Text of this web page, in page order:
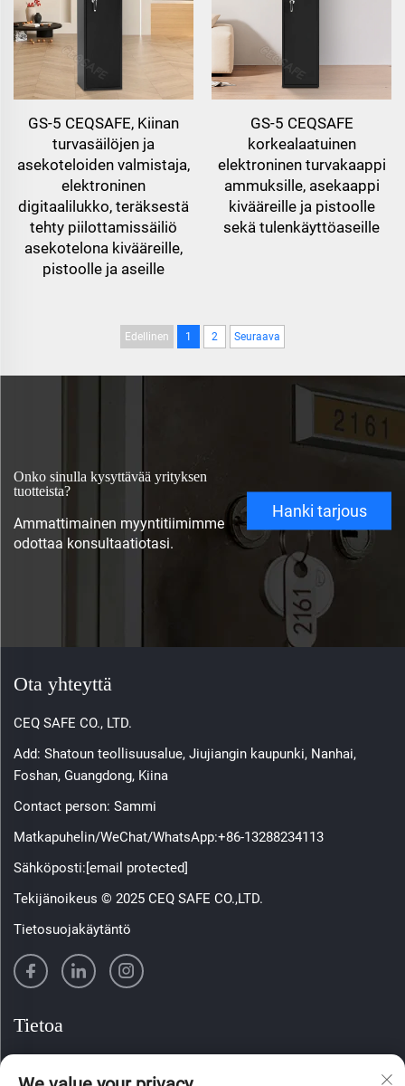
GS-5 CEQSAFE, Kiinan
turvasäilöjen ja
asekoteloiden valmistaja,
elektroninen
digitaalilukko, teräksestä
tehty piilottamissäiliö
asekotelona kivääreille,
pistoolle ja aseille
GS-5 CEQSAFE
korkealaatuinen
elektroninen turvakaappi
ammuksille, asekaappi
kivääreille ja pistoolle
sekä tulenkäyttöaseille
Edellinen 1 2 Seuraava
Onko sinulla kysyttävää yrityksen
tuotteista?
Ammattimainen myyntitiimimme
odottaa konsultaatiotasi.
Hanki tarjous
Ota yhteyttä
CEQ SAFE CO., LTD.
Add: Shatoun teollisuusalue, Jiujiangin kaupunki, Nanhai,
Foshan, Guangdong, Kiina
Contact person: Sammi
Matkapuhelin/WeChat/WhatsApp:+86-13288234113
Sähköposti:[email protected]
Tekijänoikeus © 2025 CEQ SAFE CO.,LTD.
Tietosuojakäytäntö
Tietoa